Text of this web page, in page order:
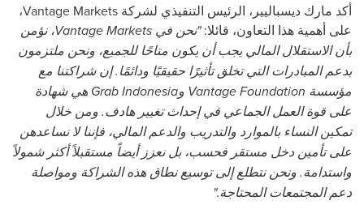
أكد مارك ديسباليير، الرئيس التنفيذي لشركة Vantage Markets،
على أهمية هذا التعاون، قائلا:"نحن في Vantage Markets، نؤمن
بأن الاستقلال المالي يجب أن يكون متاحًا للجميع، ونحن ملتزمون
بدعم المبادرات التي تخلق تأثيرًا حقيقيًا ودائمًا. إن شراكتنا مع
مؤسسة Vantage Foundation و GrabIndonesia
هي شهادة
على قوة العمل الجماعي في إحداث تغيير هادف. ومن خلال
تمكين النساء بالموارد والتدريب والدعم المالي، فإننا لا نساعدهن
على تأمين دخل مستقر فحسب، بل نعزز أيضاً مستقبلاً أكثر شمولاً
واستدامة. ونحن نتطلع إلى توسيع نطاق هذه الشراكة ومواصلة
دعم المجتمعات المحتاجة."